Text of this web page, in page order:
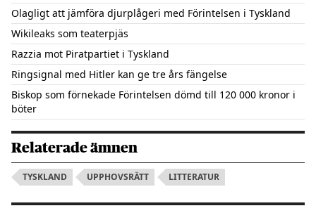
Olagligt att jämföra djurplågeri med Förintelsen i Tyskland
Wikileaks som teaterpjäs
Razzia mot Piratpartiet i Tyskland
Ringsignal med Hitler kan ge tre års fängelse
Biskop som förnekade Förintelsen dömd till 120 000 kronor i
böter
Relaterade ämnen
TYSKLAND UPPHOVSRÄTT LITTERATUR